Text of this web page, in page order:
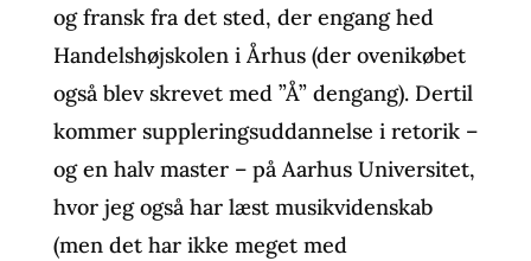
og fransk fra det sted, der engang hed
Handelshøjskolen i Århus (der ovenikøbet
også blev skrevet med ”Å” dengang). Dertil
kommer suppleringsuddannelse i retorik –
og en halv master – på Aarhus Universitet,
hvor jeg også har læst musikvidenskab
(men det har ikke meget med